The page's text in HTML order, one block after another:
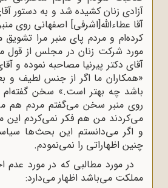
آزادی زنان کشیده شد و به دستور
آقا عطاءالله[اشرفی] اصفهانی روی
کرده‌ام و مردم پای منبر مرا
مورد شرکت زنان در مجلس از قول
آقای دکتر پیرنیا مصاحبه نموده و
«همکاران ما اگر از جنس لطیف
باشد چه بهتر است.» سخن
روی منبر سخن می‌گفتم مردم هم
می‌کردند من هم فکر نمی‌کردم
و اگر می‌دانستم این بحث‌ها
چنین اظهاراتی را نمی‌نمودم.
در مورد مطالبی که در مورد
مملکت می‌باشد اظهار می‌دارد: